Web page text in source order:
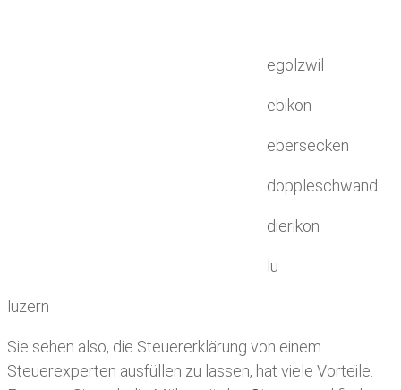
egolzwil
ebikon
ebersecken
doppleschwand
dierikon
lu
luzern
Sie sehen also, die Steuererklärung von einem
Steuerexperten ausfüllen zu lassen, hat viele Vorteile.